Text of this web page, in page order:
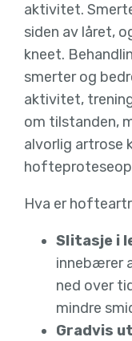
aktivitet.
siden av låret,
kneet.
smerter og
aktivitet,
om tilstanden,
alvorlig artrose
Hva er
Slitasje i
innebærer
ned over
mindre
Gradvis